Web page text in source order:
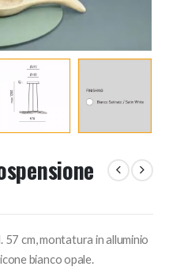
57 cm, montatura in alluminio
bianco opale.